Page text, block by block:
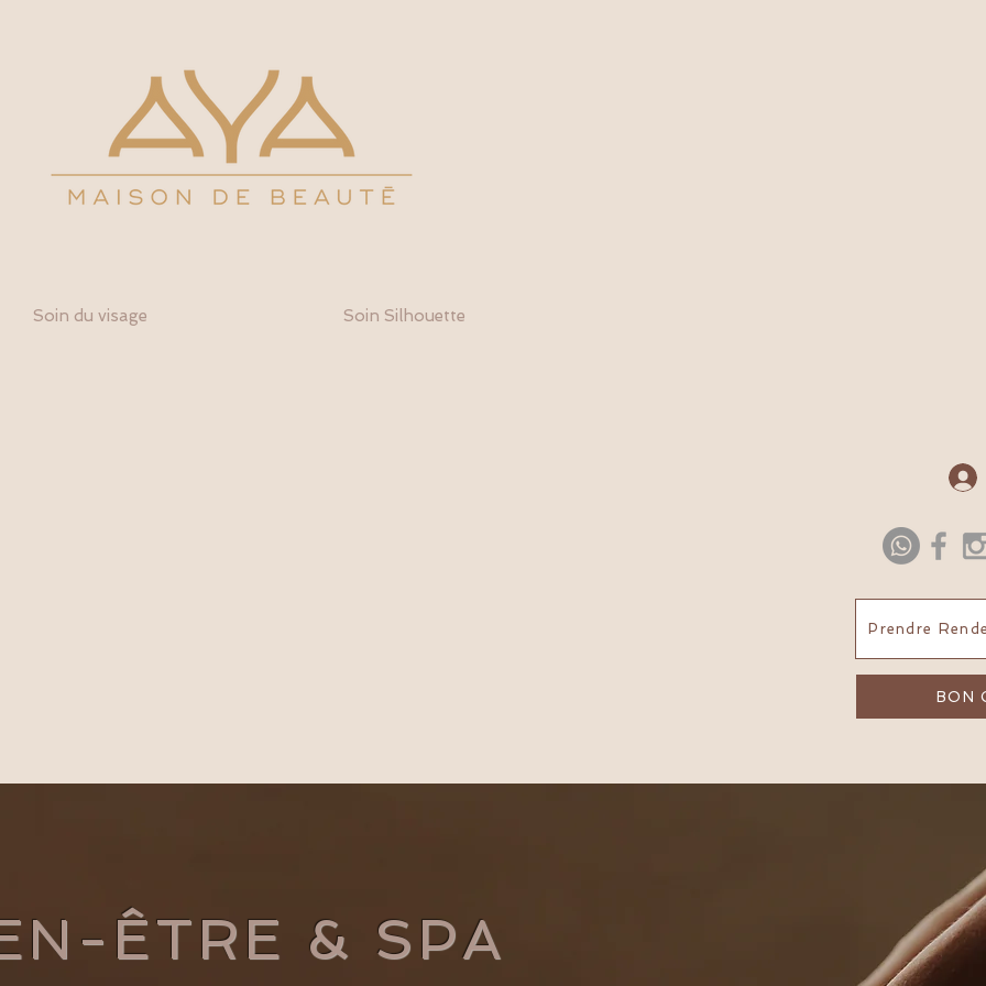
Soin du visage Soin Silhouette
Prendre
BON
ÊTRE & SPA